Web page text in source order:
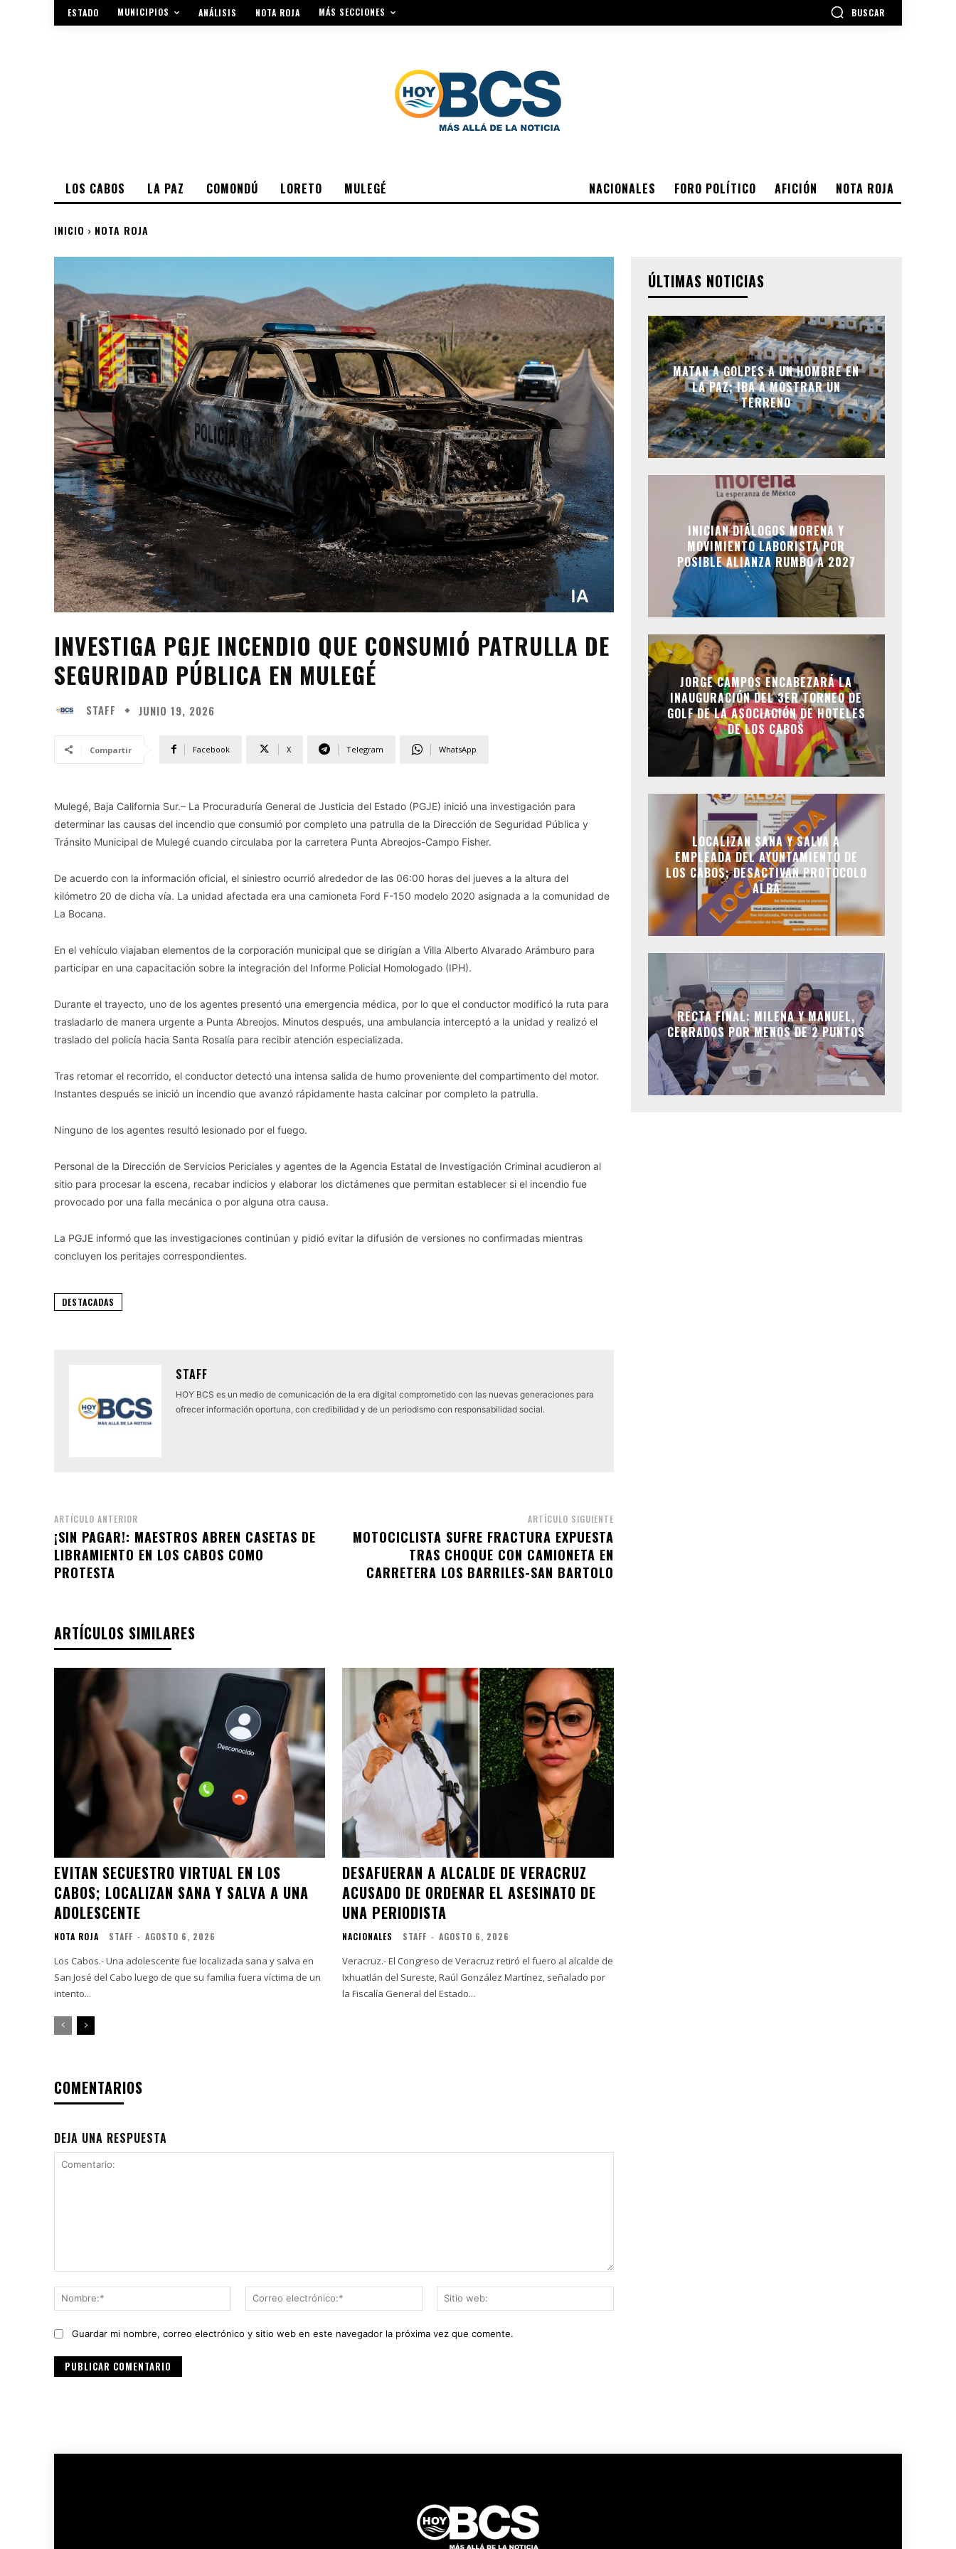
ESTADO MUNICIPIOS ANÁLISIS NOTA ROJA MÁS SECCIONES BUSCAR
NACIONALES FORO POLÍTICO AFICIÓN NOTA ROJA
LOS CABOS LA PAZ COMONDÚ LORETO MULEGÉ
INICIO NOTA ROJA
INVESTIGA PGJE INCENDIO QUE CONSUMIÓ PATRULLA DE
SEGURIDAD PÚBLICA EN MULEGÉ
STAFF JUNIO 19, 2026
Compartir Facebook X Telegram WhatsApp
Mulegé, Baja California Sur.– La Procuraduría General de Justicia del Estado (PGJE) inició una investigación para
determinar las causas del incendio que consumió por completo una patrulla de la Dirección de Seguridad Pública y
Tránsito Municipal de Mulegé cuando circulaba por la carretera Punta Abreojos-Campo Fisher.
De acuerdo con la información oficial, el siniestro ocurrió alrededor de las 06:00 horas del jueves a la altura del
kilómetro 20 de dicha vía. La unidad afectada era una camioneta Ford F-150 modelo 2020 asignada a la comunidad de
La Bocana.
En el vehículo viajaban elementos de la corporación municipal que se dirigían a Villa Alberto Alvarado Arámburo para
participar en una capacitación sobre la integración del Informe Policial Homologado (IPH).
Durante el trayecto, uno de los agentes presentó una emergencia médica, por lo que el conductor modificó la ruta para
trasladarlo de manera urgente a Punta Abreojos. Minutos después, una ambulancia interceptó a la unidad y realizó el
traslado del policía hacia Santa Rosalía para recibir atención especializada.
Tras retomar el recorrido, el conductor detectó una intensa salida de humo proveniente del compartimento del motor.
Instantes después se inició un incendio que avanzó rápidamente hasta calcinar por completo la patrulla.
Ninguno de los agentes resultó lesionado por el fuego.
Personal de la Dirección de Servicios Periciales y agentes de la Agencia Estatal de Investigación Criminal acudieron al
sitio para procesar la escena, recabar indicios y elaborar los dictámenes que permitan establecer si el incendio fue
provocado por una falla mecánica o por alguna otra causa.
La PGJE informó que las investigaciones continúan y pidió evitar la difusión de versiones no confirmadas mientras
concluyen los peritajes correspondientes.
DESTACADAS
STAFF
HOY BCS es un medio de comunicación de la era digital comprometido con las nuevas generaciones para
ofrecer información oportuna, con credibilidad y de un periodismo con responsabilidad social.
ARTÍCULO ANTERIOR
¡SIN PAGAR!: MAESTROS ABREN CASETAS DE
LIBRAMIENTO EN LOS CABOS COMO
PROTESTA
ARTÍCULO SIGUIENTE
MOTOCICLISTA SUFRE FRACTURA EXPUESTA
TRAS CHOQUE CON CAMIONETA EN
CARRETERA LOS BARRILES-SAN BARTOLO
ARTÍCULOS SIMILARES
EVITAN SECUESTRO VIRTUAL EN LOS
CABOS; LOCALIZAN SANA Y SALVA A UNA
ADOLESCENTE
NOTA ROJA STAFF - AGOSTO 6, 2026
Los Cabos.- Una adolescente fue localizada sana y salva en
San José del Cabo luego de que su familia fuera víctima de un
intento...
DESAFUERAN A ALCALDE DE VERACRUZ
ACUSADO DE ORDENAR EL ASESINATO DE
UNA PERIODISTA
NACIONALES STAFF - AGOSTO 6, 2026
Veracruz.- El Congreso de Veracruz retiró el fuero al alcalde de
Ixhuatlán del Sureste, Raúl González Martínez, señalado por
la Fiscalía General del Estado...
COMENTARIOS
DEJA UNA RESPUESTA
Nombre:*
Correo
electrónico:*
web:
Guardar mi nombre, correo electrónico y sitio web en este navegador la próxima vez que comente.
ÚLTIMAS NOTICIAS
MATAN A GOLPES A UN HOMBRE EN
LA PAZ; IBA A MOSTRAR UN
TERRENO
INICIAN DIÁLOGOS MORENA Y
MOVIMIENTO LABORISTA POR
POSIBLE ALIANZA RUMBO A 2027
JORGE CAMPOS ENCABEZARÁ LA
INAUGURACIÓN DEL 3ER TORNEO DE
GOLF DE LA ASOCIACIÓN DE HOTELES
DE LOS CABOS
LOCALIZAN SANA Y SALVA A
EMPLEADA DEL AYUNTAMIENTO DE
LOS CABOS; DESACTIVAN PROTOCOLO
ALBA
RECTA FINAL: MILENA Y MANUEL,
CERRADOS POR MENOS DE 2 PUNTOS